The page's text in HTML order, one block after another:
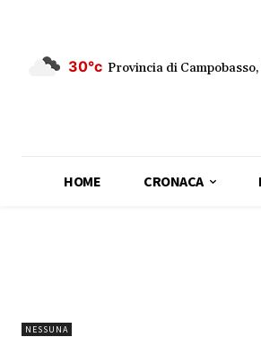
30°c Provincia di
HOME CRONACA
NESSUNA